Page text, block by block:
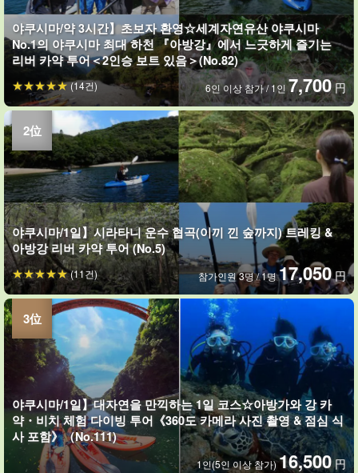
야쿠시마/약 3시간】초보자 환영☆세계자연유산 야쿠시마
No.1의 야쿠시마 최대 하천 『아방강』에서 느긋하게 즐기는
리버 카약 투어＜2인승 보트 있음＞(No.82)
6인 이상 참가 / 1인 7,700 円
(14건)
야쿠시마/1일】시라타니 운수 협곡(이끼 낀 숲까지) 트레킹 &
아방강 리버 카약 투어 (No.5)
참가인원 3명 / 1명17,050 円
(11건)
야쿠시마/1일】대자연을 만끽하는 1일 코스☆아방가와 강 카
약・비치 체험 다이빙 투어《360도 카메라 사진 촬영 & 점심 식
사 포함》（No.111)
1인(5인 이상 참가)16,500 円